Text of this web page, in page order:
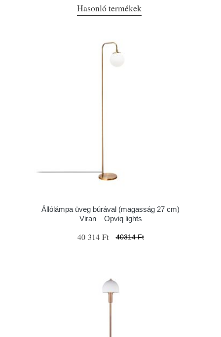
Hasonló termékek
Állólámpa üveg búrával (magasság 27 cm)
Viran – Opviq lights
40 314 Ft 40314 Ft